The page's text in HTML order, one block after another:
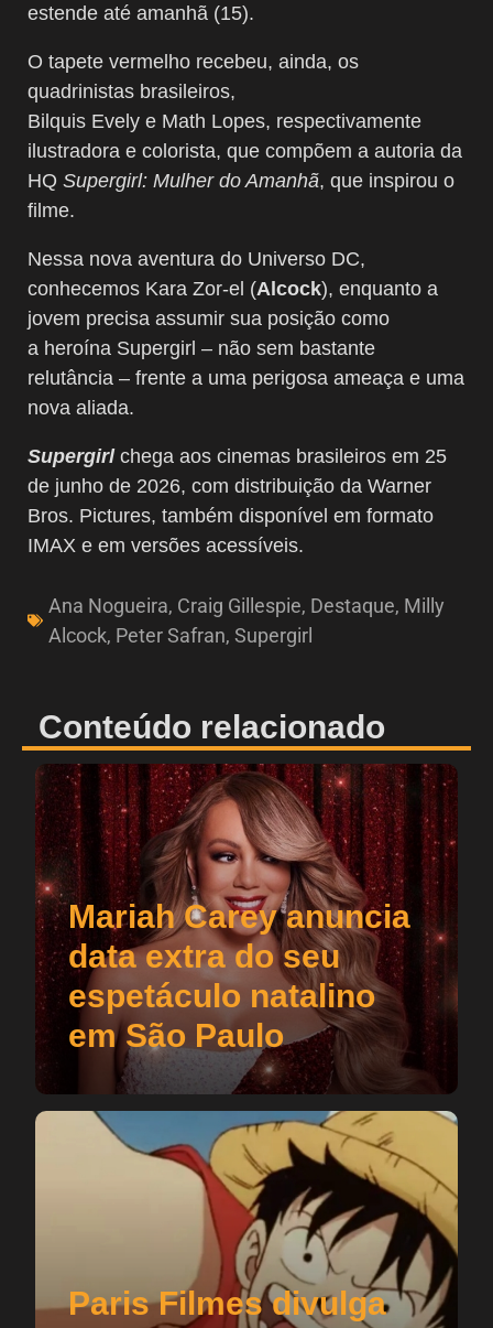
estende até amanhã (15).
O tapete vermelho recebeu, ainda, os
quadrinistas brasileiros,
Bilquis Evely e Math Lopes, respectivamente
ilustradora e colorista, que compõem a autoria da
HQ Supergirl: Mulher do Amanhã, que inspirou o
filme.
Nessa nova aventura do Universo DC,
conhecemos Kara Zor-el (Alcock), enquanto a
jovem precisa assumir sua posição como
a heroína Supergirl – não sem bastante
relutância – frente a uma perigosa ameaça e uma
nova aliada.
Supergirlchega aos cinemas brasileiros em 25
de junho de 2026, com distribuição da Warner
Bros. Pictures, também disponível em formato
IMAX e em versões acessíveis.
Ana Nogueira, Craig Gillespie, Destaque, Milly
Alcock, Peter Safran, Supergirl
Conteúdo relacionado
Mariah Carey anuncia
data extra do seu
espetáculo natalino
em São Paulo
Paris Filmes divulga